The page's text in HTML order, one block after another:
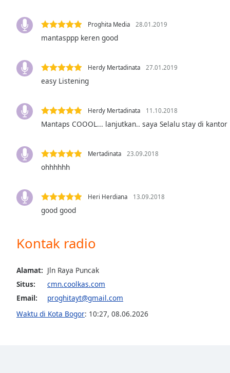
Background
Caption
Color
Style
Font
Family
Proghita Media 28.01.2019
mantasppp keren good
Herdy Mertadinata 27.01.2019
easy Listening
Herdy Mertadinata 11.10.2018
Mantaps COOOL... lanjutkan.. saya Selalu stay di kantor
Mertadinata 23.09.2018
ohhhhhh
Heri Herdiana 13.09.2018
good good
Kontak radio
Alamat: Jln Raya Puncak
Situs:
cmn.coolkas.com
Email:
proghitayt@gmail.com
Waktu di Kota Bogor: 10:27, 08.06.2026